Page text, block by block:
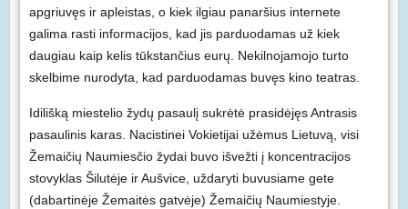
apgriuvęs ir apleistas, o kiek ilgiau panaršius internete
galima rasti informacijos, kad jis parduodamas už kiek
daugiau kaip kelis tūkstančius eurų. Nekilnojamojo turto
skelbime nurodyta, kad parduodamas buvęs kino teatras.
Idilišką miestelio žydų pasaulį sukrėtė prasidėjęs Antrasis
pasaulinis karas. Nacistinei Vokietijai užėmus Lietuvą, visi
Žemaičių Naumiesčio žydai buvo išvežti į koncentracijos
stovyklas Šilutėje ir Aušvice, uždaryti buvusiame gete
(dabartinėje Žemaitės gatvėje) Žemaičių Naumiestyje.